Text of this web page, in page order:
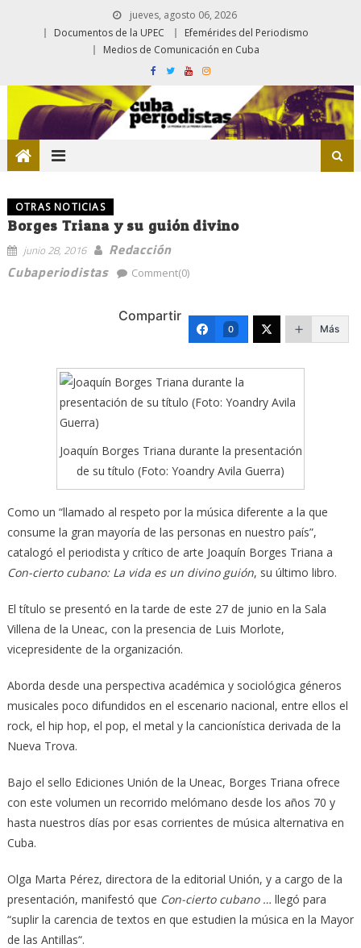
jueves, agosto 06, 2026
Documentos de la UPEC
Efemérides del Periodismo
Medios de Comunicación en Cuba
OTRAS NOTICIAS
Borges Triana y su guión divino
junio 28, 2016
Redacción
Cubaperiodistas
Comment(0)
Compartir
0 Más
Joaquín Borges Triana durante la presentación
de su título (Foto: Yoandry Avila Guerra)
Como un “llamado al respeto por la música diferente a la que
consume la gran mayoría de las personas en nuestro país”,
catalogó el periodista y crítico de arte Joaquín Borges Triana a
Con-cierto cubano: La vida es un divino guión, su último libro.
El título se presentó en la tarde de este 27 de junio en la Sala
Villena de la Uneac, con la presencia de Luis Morlote,
vicepresidente de la organización.
Aborda desde una perspectiva académica y sociológica géneros
musicales poco difundidos en el escenario nacional, entre ellos el
rock, el hip hop, el pop, el metal y la cancionística derivada de la
Nueva Trova.
Bajo el sello Ediciones Unión de la Uneac, Borges Triana ofrece
con este volumen un recorrido melómano desde los años 70 y
hasta nuestros días por esas corrientes de música alternativa en
Cuba.
Olga Marta Pérez, directora de la editorial Unión, y a cargo de la
presentación, manifestó que Con-cierto cubano … llegó para
“suplir la carencia de textos en que estudien la música en la Mayor
de las Antillas“.